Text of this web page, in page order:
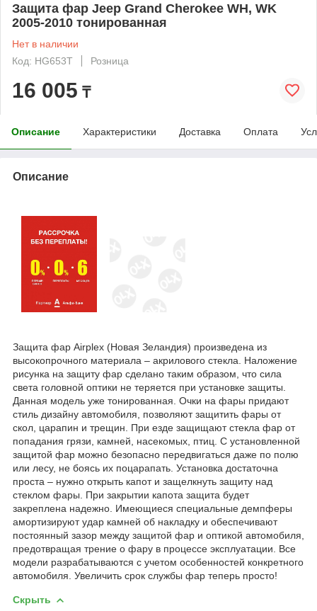
Защита фар Jeep Grand Cherokee WH, WK
2005-2010 тонированная
Нет в наличии
Код: HG653T
Розница
16 005 ₸
Описание Характеристики Доставка Оплата
Описание
Защита фар Airplex (Новая Зеландия) произведена из
высокопрочного материала – акрилового стекла. Наложение
рисунка на защиту фар сделано таким образом, что сила
света головной оптики не теряется при установке защиты.
Данная модель уже тонированная. Очки на фары придают
стиль дизайну автомобиля, позволяют защитить фары от
скол, царапин и трещин. При езде защищают стекла фар от
попадания грязи, камней, насекомых, птиц. С установленной
защитой фар можно безопасно передвигаться даже по полю
или лесу, не боясь их поцарапать. Установка достаточна
проста – нужно открыть капот и защелкнуть защиту над
стеклом фары. При закрытии капота защита будет
закреплена надежно. Имеющиеся специальные демпферы
амортизируют удар камней об накладку и обеспечивают
постоянный зазор между защитой фар и оптикой автомобиля,
предотвращая трение о фару в процессе эксплуатации. Все
модели разрабатываются с учетом особенностей конкретного
автомобиля. Увеличить срок службы фар теперь просто!
Скрыть